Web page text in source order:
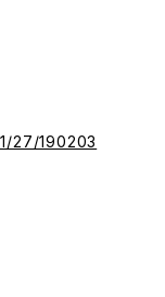
27/190203